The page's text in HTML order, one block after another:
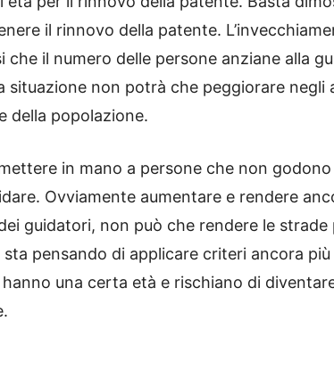
il rinnovo della patente.
il numero delle persone anziane alla
situazione non potrà che peggiorare negli
della popolazione.
in mano a persone che non
Ovviamente aumentare e rendere
guidatori, non può che rendere le strade
pensando di applicare criteri ancora
una certa età e rischiano di